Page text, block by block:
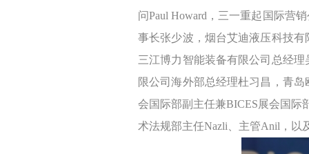
问Paul Howard，三一重起国际营
事长张少波，烟台艾迪液压科技
三江博力智能装备有限公司总经
限公司海外部总经理杜习昌，青
会国际部副主任兼BICES展会国际
术法规部主任Nazli、主管Anil，以